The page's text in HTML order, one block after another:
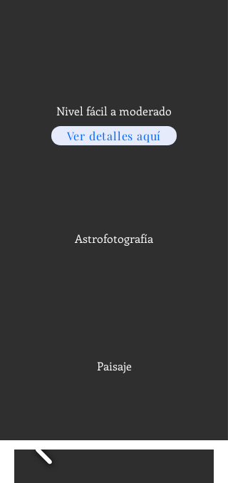
Nivel fácil a moderado
Astrofotografía
Paisaje
Ver detalles aquí